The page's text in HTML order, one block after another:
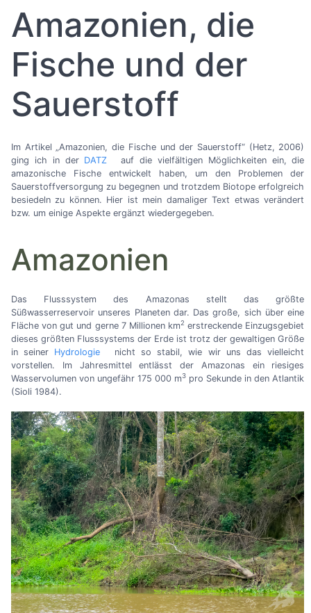
Amazonien, die
Fische und der
Sauerstoff
Im Artikel „Amazonien, die Fische und der Sauerstoff“ (Hetz, 2006)
ging ich in der DATZ
auf die vielfältigen Möglichkeiten ein, die
amazonische Fische entwickelt haben, um den Problemen der
Sauerstoffversorgung zu begegnen und trotzdem Biotope erfolgreich
besiedeln zu können. Hier ist mein damaliger Text etwas verändert
bzw. um einige Aspekte ergänzt wiedergegeben.
Amazonien
Das Flusssystem des Amazonas stellt das größte
Süßwasserreservoir unseres Planeten dar. Das große, sich über eine
Fläche von gut und gerne 7 Millionen km2 erstreckende Einzugsgebiet
dieses größten Flusssystems der Erde ist trotz der gewaltigen Größe
in seiner Hydrologie
nicht so stabil, wie wir uns das vielleicht
vorstellen. Im Jahresmittel entlässt der Amazonas ein riesiges
Wasservolumen von ungefähr 175 000 m3 pro Sekunde in den Atlantik
(Sioli 1984).